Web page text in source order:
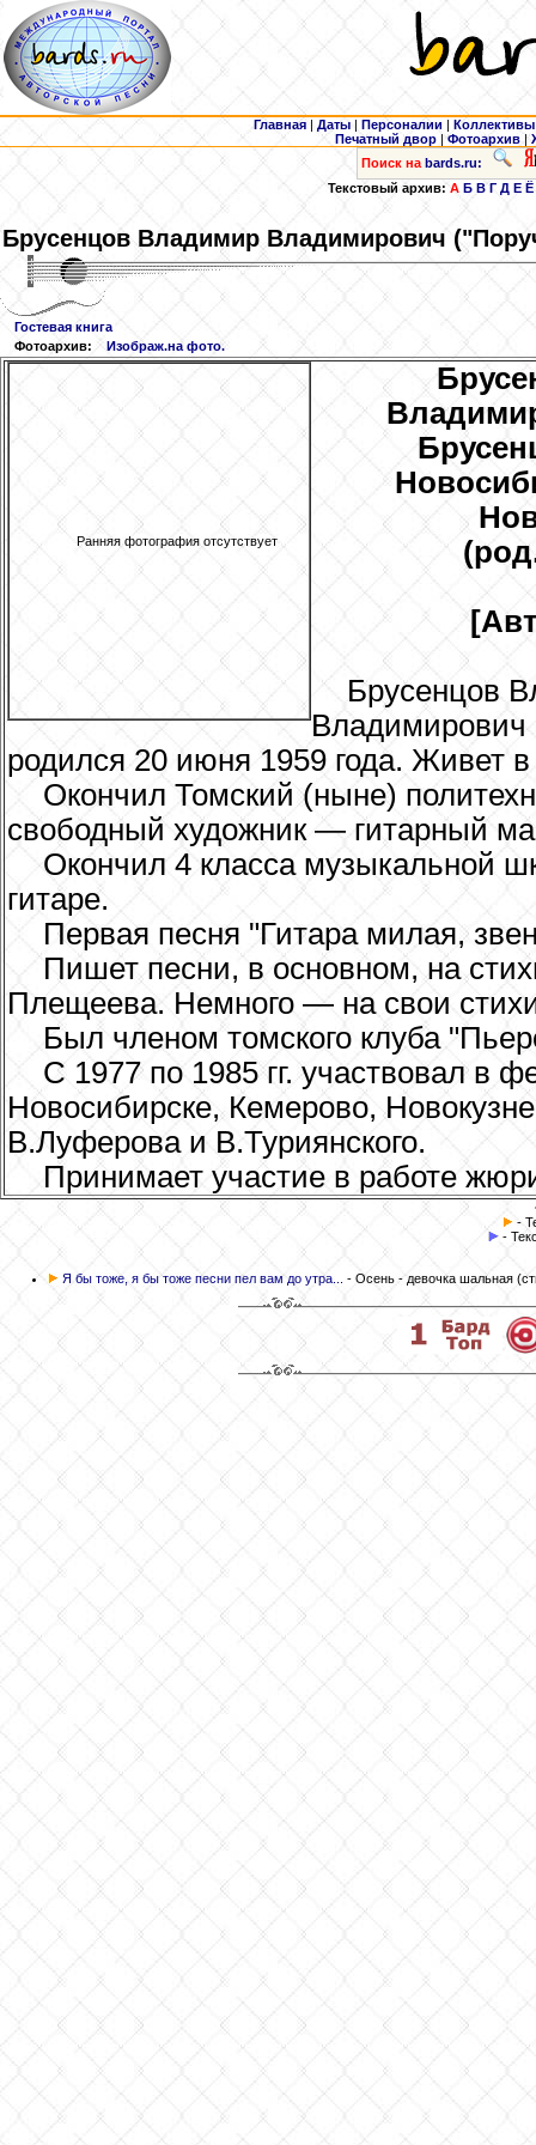
Главная | Даты | Персоналии | Коллективы
Печатный двор |Фотоархив |
Поиск на bards.ru:
Текстовый архив:А Б В Г Д Е Ё
БрусенцовВладимир Владимирович
Гостевая книга
Фотоархив:
Изображ.на фото.
Ранняя фотография отсутствует
Брусенцов
Владимирович
родился 20 июня 1959 года. Живет
Окончил Томский (ныне)
свободный художник — гитарный
Окончил 4 класса музыкальной
гитаре.
Первая песня "Гитара милая,
Пишет песни, в основном, на
Плещеева. Немного — на свои
Был членом томского клуба
С 1977 по 1985 гг. участвовал в
Новосибирске, Кемерово,
В.Луферова и В.Туриянского.
Принимает участие в работе
-
-
Я бы тоже, я бы тоже песни пел вам до утра... - Осень - девочка шальная